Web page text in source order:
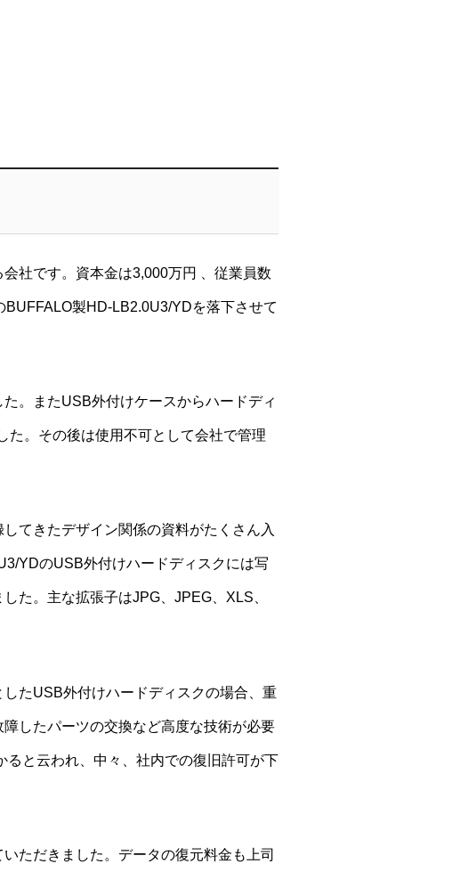
社です。資本金は3,000万円 、従業員数
製HD-LB2.0U3/YDを落下させて
。またUSB外付けケースからハードディ
た。その後は使用不可として会社で管理
てきたデザイン関係の資料がたくさん入
YDのUSB外付けハードディスクには写
た。主な拡張子はJPG、JPEG、XLS、
たUSB外付けハードディスクの場合、重
したパーツの交換など高度な技術が必要
と云われ、中々、社内での復旧許可が下
ただきました。データの復元料金も上司